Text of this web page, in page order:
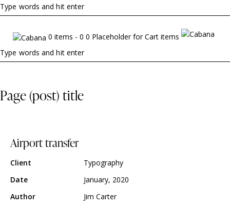
0 items - 0 0 Placeholder for Cart items
Page (post) title
Airport transfer
Client
Typography
Date
January, 2020
Author
Jim Carter